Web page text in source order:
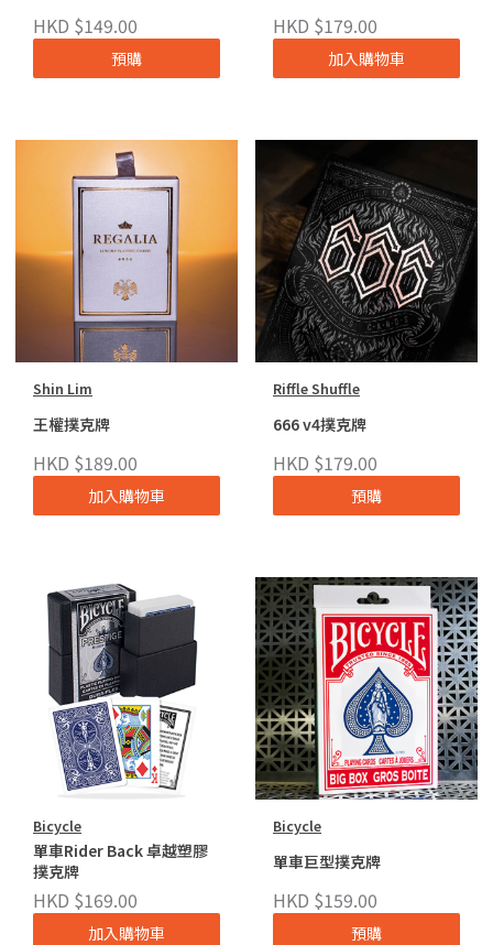
HKD $149.00
預購
HKD $179.00
加入購物車
Shin Lim
王權撲克牌
HKD $189.00
加入購物車
Riffle Shuffle
666 v4撲克牌
HKD $179.00
預購
Bicycle
單車Rider Back 卓越塑膠
撲克牌
HKD $169.00
加入購物車
Bicycle
單車巨型撲克牌
HKD $159.00
預購